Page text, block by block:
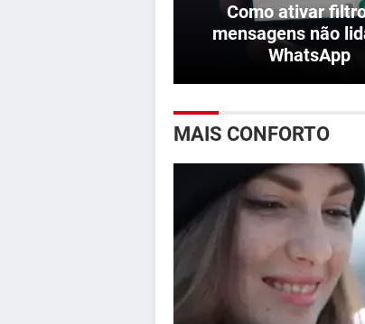
Como ativar
mensagens não
WhatsApp
MAIS CONFORTO